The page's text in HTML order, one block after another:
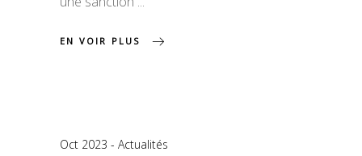
EN VOIR PLUS
Oct 2023 Actualités